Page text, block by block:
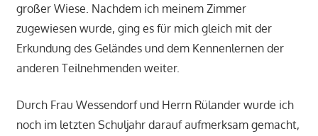
großer Wiese. Nachdem ich meinem Zimmer
zugewiesen wurde, ging es für mich gleich mit der
Erkundung des Geländes und dem Kennenlernen der
anderen Teilnehmenden weiter.
Durch Frau Wessendorf und Herrn Rülander wurde ich
noch im letzten Schuljahr darauf aufmerksam gemacht,